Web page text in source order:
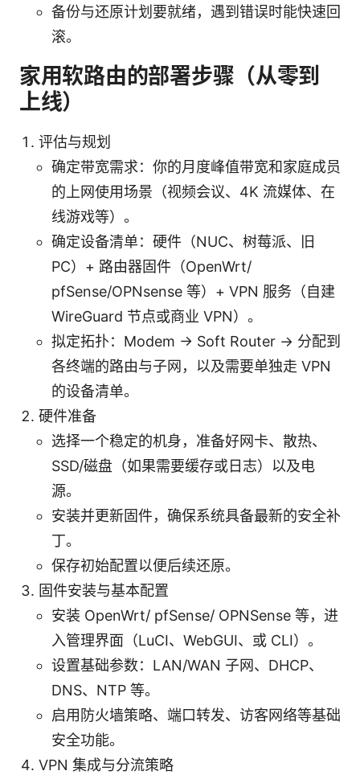
备份与还原计划要就绪，遇到错误时能快速回
滚。
家用软路由的部署步骤（从零到
上线）
评估与规划
确定带宽需求：你的月度峰值带宽和家庭成员
的上网使用场景（视频会议、4K 流媒体、在
线游戏等）。
确定设备清单：硬件（NUC、树莓派、旧
PC）+ 路由器固件（OpenWrt/
pfSense/OPNsense 等）+ VPN 服务（自建
WireGuard 节点或商业 VPN）。
拟定拓扑：Modem -> Soft Router -> 分配到
各终端的路由与子网，以及需要单独走 VPN
的设备清单。
硬件准备
选择一个稳定的机身，准备好网卡、散热、
SSD/磁盘（如果需要缓存或日志）以及电
源。
安装并更新固件，确保系统具备最新的安全补
丁。
保存初始配置以便后续还原。
固件安装与基本配置
安装 OpenWrt/ pfSense/ OPNSense 等，进
入管理界面（LuCI、WebGUI、或 CLI）。
设置基础参数：LAN/WAN 子网、DHCP、
DNS、NTP 等。
启用防火墙策略、端口转发、访客网络等基础
安全功能。
VPN 集成与分流策略